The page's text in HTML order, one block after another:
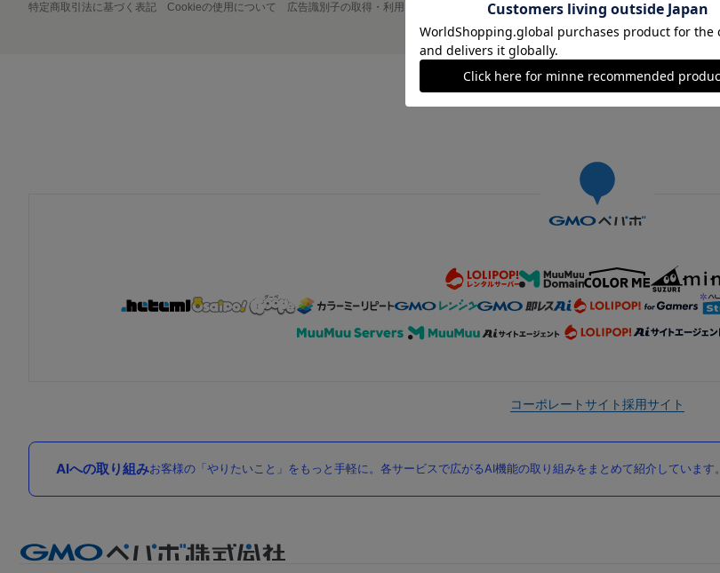
特定商取引法に基づく表記 Cookieの使用について 広告識別子の取得・利用 プライバシーポリシー 会社概要 採用情報 メディアキット
©GMO Pepabo, Inc. All rights reserved.
コーポレートサイト採用サイト
AIへの取り組みお客様の「やりたいこと」をもっと手軽に。各サービスで広がるAI機能の取り組みをまとめて紹介しています。